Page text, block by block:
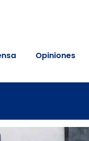
Opiniones